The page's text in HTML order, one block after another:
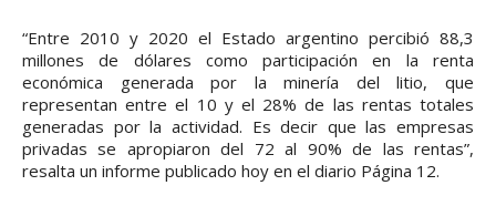
“Entre 2010 y 2020 el Estado argentino percibió 88,3
millones de dólares como participación en la renta
económica generada por la minería del litio, que
representan entre el 10 y el 28% de las rentas totales
generadas por la actividad. Es decir que las empresas
privadas se apropiaron del 72 al 90% de las rentas”,
resalta un informe publicado hoy en el diario Página 12.